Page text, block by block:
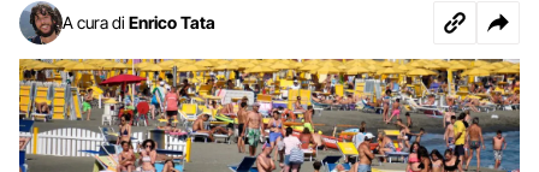
A cura di Enrico Tata